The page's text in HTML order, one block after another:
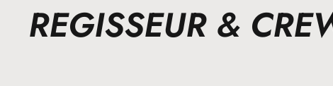
REGISSEUR &